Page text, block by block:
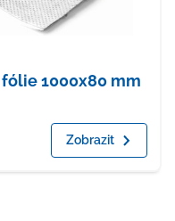
1000x80 mm
Zobrazit